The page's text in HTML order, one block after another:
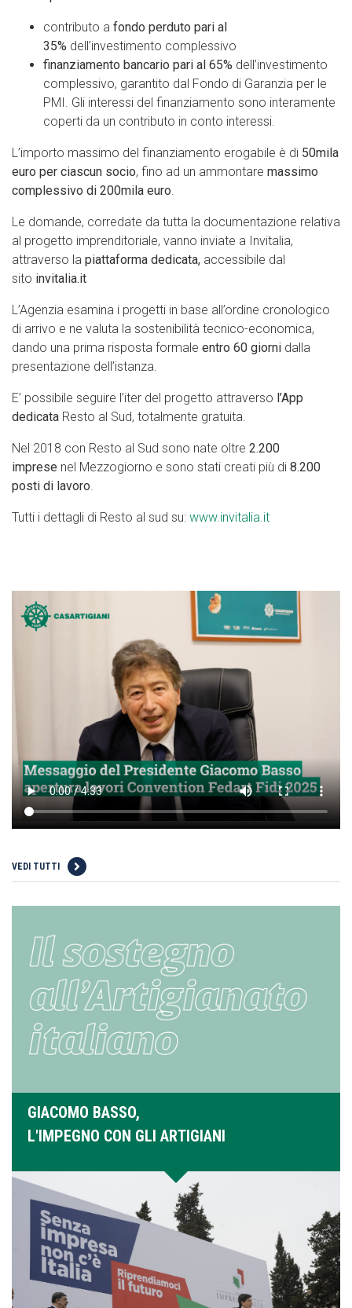
contributo a fondo perduto pari al
35% dell’investimento complessivo
finanziamento bancario pari al 65% dell’investimento
complessivo, garantito dal Fondo di Garanzia per le
PMI. Gli interessi del finanziamento sono interamente
coperti da un contributo in conto interessi.
L’importo massimo del finanziamento erogabile è di 50mila
euro per ciascun socio, fino ad un ammontare massimo
complessivo di 200mila euro.
Le domande, corredate da tutta la documentazione relativa
al progetto imprenditoriale, vanno inviate a Invitalia,
attraverso la piattaforma dedicata, accessibile dal
sito invitalia.it
L’Agenzia esamina i progetti in base all’ordine cronologico
di arrivo e ne valuta la sostenibilità tecnico-economica,
dando una prima risposta formale entro 60 giorni dalla
presentazione dell’istanza.
E’ possibile seguire l’iter del progetto attraverso l’App
dedicata Resto al Sud, totalmente gratuita.
Nel 2018 con Resto al Sud sono nate oltre 2.200
imprese nel Mezzogiorno e sono stati creati più di 8.200
posti di lavoro.
Tutti i dettagli di Resto al sud su: www.invitalia.it
VEDI TUTTI
GIACOMO BASSO,
L'IMPEGNO CON GLI ARTIGIANI